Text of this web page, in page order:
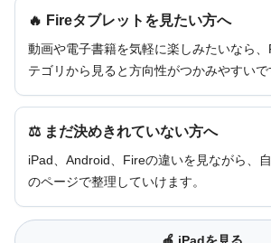
🔥 Fireタブレットを見たい方へ
動画や電子書籍を気軽に楽しみたいなら
テゴリから見ると方向性がつかみやすいで
⚖ まだ決めきれていない方へ
iPad、Android、Fireの違いを見ながら、
のページで整理していけます。
🍎 iPadを見る